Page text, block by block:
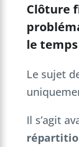
Clôture
le temps
Le sujet
Il s’agit